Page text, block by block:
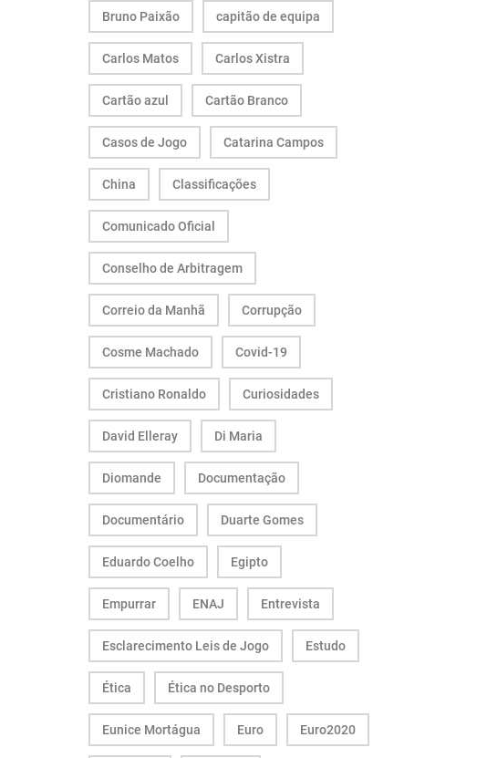
Bruno Paixão capitão de equipa
Carlos Matos Carlos Xistra
Cartão azul Cartão Branco
Casos de Jogo Catarina Campos
China Classificações
Comunicado Oficial
Conselho de Arbitragem
Correio da Manhã Corrupção
Cosme Machado Covid-19
Cristiano Ronaldo Curiosidades
David Elleray Di Maria
Diomande Documentação
Documentário Duarte Gomes
Eduardo Coelho Egipto
Empurrar ENAJ Entrevista
Esclarecimento Leis de Jogo Estudo
Ética Ética no Desporto
Eunice Mortágua Euro Euro2020